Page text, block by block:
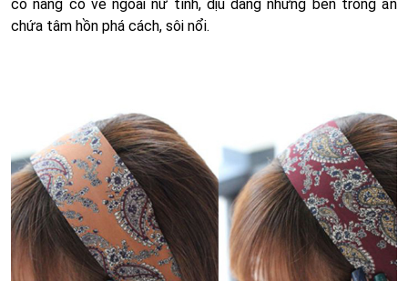
cô nàng có vẻ ngoài nữ tính, dịu dàng nhưng bên trong ẩn
chứa tâm hồn phá cách, sôi nổi.